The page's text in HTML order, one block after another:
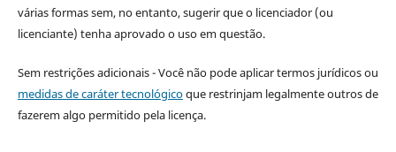
várias formas sem, no entanto, sugerir que o licenciador (ou
licenciante) tenha aprovado o uso em questão.
Sem restrições adicionais - Você não pode aplicar termos jurídicos ou
medidas de caráter tecnológicoque restrinjam legalmente outros de
fazerem algo permitido pela licença.